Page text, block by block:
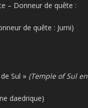
– Donneur de quête :
de quête : Jurni)
Sul » (Temple of Sul en
daedrique)